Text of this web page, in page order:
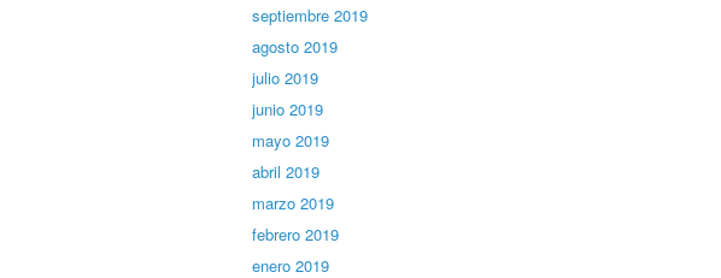
septiembre 2019
agosto 2019
julio 2019
junio 2019
mayo 2019
abril 2019
marzo 2019
febrero 2019
enero 2019